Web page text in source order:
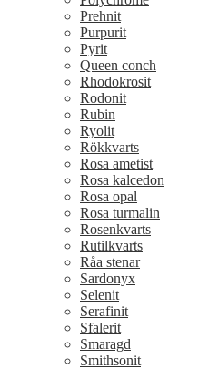
Prehnit
Purpurit
Pyrit
Queen conch
Rhodokrosit
Rodonit
Rubin
Ryolit
Rökkvarts
Rosa ametist
Rosa kalcedon
Rosa opal
Rosa turmalin
Rosenkvarts
Rutilkvarts
Råa stenar
Sardonyx
Selenit
Serafinit
Sfalerit
Smaragd
Smithsonit